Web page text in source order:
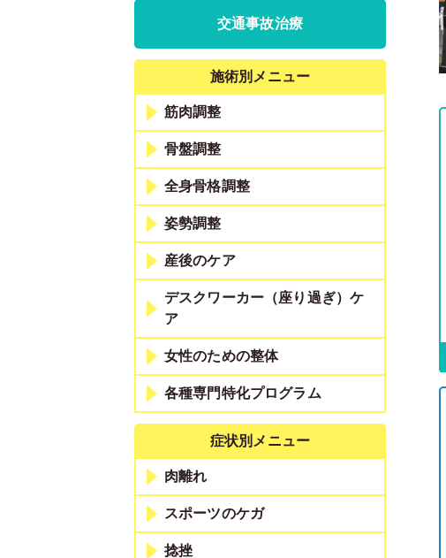
交通事故治療
施術別メニュー
筋肉調整
骨盤調整
全身骨格調整
姿勢調整
産後のケア
デスクワーカー（座り過ぎ）ケ
ア
女性のための整体
各種専門特化プログラム
症状別メニュー
肉離れ
スポーツのケガ
捻挫